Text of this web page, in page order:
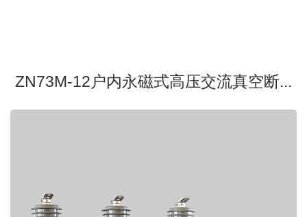
ZN73M-12户内永磁式高压交流真空断...